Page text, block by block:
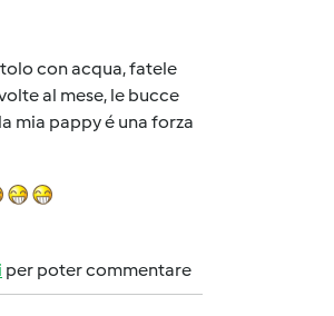
con acqua, fatele
al mese, le bucce
mia pappy é una forza
per poter commentare